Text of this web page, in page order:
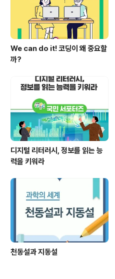
We can do it! 코딩이 왜 중요할
까?
디지털 리터러시, 정보를 읽는 능
력을 키워라
천동설과 지동설